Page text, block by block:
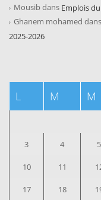
Mousibdans Emplois
Ghanem mohamed dans
2025-2026
L M M
3 4 5
10 11
17 18